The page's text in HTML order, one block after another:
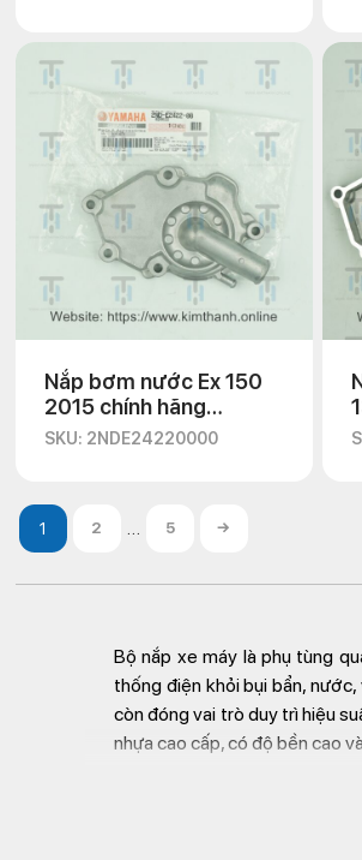
Nắp bơm nước Ex 150
2015 chính hãng
Yamaha
SKU: 2NDE24220000
2 … 5 →
Bộ nắp xe máy là phụ tùng
thống điện khỏi bụi bẩn,
còn đóng vai trò duy trì hiệu
nhựa cao cấp, có độ bền cao
cung cấp bộ